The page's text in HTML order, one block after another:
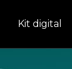
Kit digital